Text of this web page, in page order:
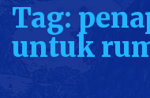
Tag:
untuk